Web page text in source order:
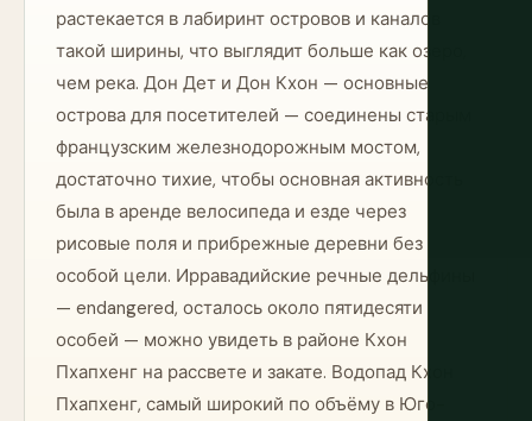
растекается в лабиринт островов и каналов
такой ширины, что выглядит больше как озеро,
чем река. Дон Дет и Дон Кхон — основные
острова для посетителей — соединены старым
французским железнодорожным мостом,
достаточно тихие, чтобы основная активность
была в аренде велосипеда и езде через
рисовые поля и прибрежные деревни без
особой цели. Ирравадийские речные дельфины
— endangered, осталось около пятидесяти
особей — можно увидеть в районе Кхон
Пхапхенг на рассвете и закате. Водопад Кхон
Пхапхенг, самый широкий по объёму в Юго-